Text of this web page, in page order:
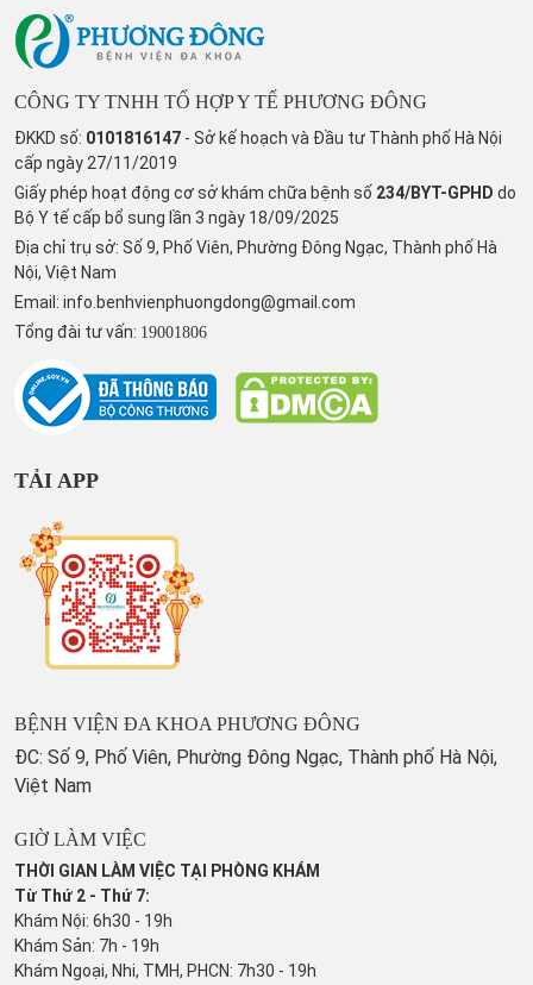
CÔNG TY TNHH TỔ HỢP Y TẾ PHƯƠNG ĐÔNG
ĐKKD số: 0101816147 - Sở kế hoạch và Đầu tư Thành phố Hà Nội
cấp ngày 27/11/2019
Giấy phép hoạt động cơ sở khám chữa bệnh số 234/BYT-GPHD do
Bộ Y tế cấp bổ sung lần 3 ngày 18/09/2025
Địa chỉ trụ sở: Số 9, Phố Viên, Phường Đông Ngạc, Thành phố Hà
Nội, Việt Nam
Email: info.benhvienphuongdong@gmail.com
Tổng đài tư vấn: 19001806
TẢI APP
BỆNH VIỆN ĐA KHOA PHƯƠNG ĐÔNG
ĐC: Số 9, Phố Viên, Phường Đông Ngạc, Thành phố Hà Nội,
Việt Nam
GIỜ LÀM VIỆC
THỜI GIAN LÀM VIỆC TẠI PHÒNG KHÁM
Từ Thứ 2 - Thứ 7:
Khám Nội: 6h30 - 19h
Khám Sản: 7h - 19h
Khám Ngoại, Nhi, TMH, PHCN: 7h30 - 19h